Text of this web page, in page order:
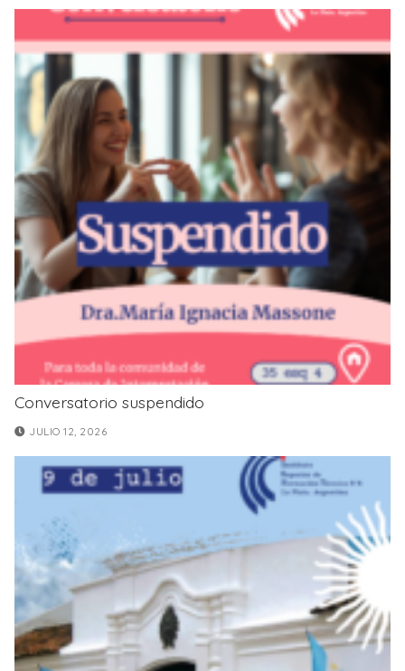
Conversatorio suspendido
JULIO 12, 2026